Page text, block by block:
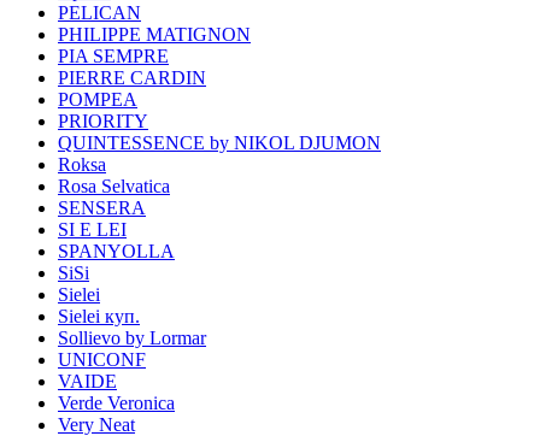
PELICAN
PHILIPPE MATIGNON
PIA SEMPRE
PIERRE CARDIN
POMPEA
PRIORITY
QUINTESSENCE by NIKOL DJUMON
Roksa
Rosa Selvatica
SENSERA
SI E LEI
SPANYOLLA
SiSi
Sielei
Sielei куп.
Sollievo by Lormar
UNICONF
VAIDE
Verde Veronica
Very Neat